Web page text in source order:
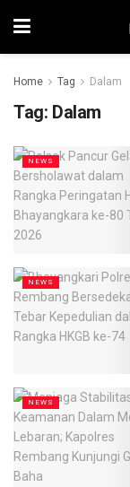
Home Tag Dalam
Tag: Dalam
NEWS
NEWS
NEWS